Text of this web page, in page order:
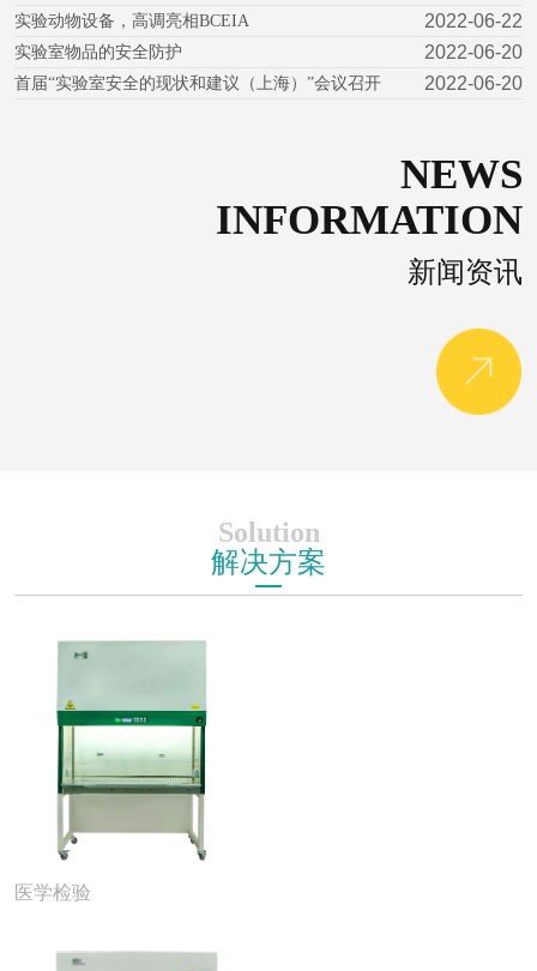
实验动物设备，高调亮相BCEIA 2022-06-22
实验室物品的安全防护 2022-06-20
首届“实验室安全的现状和建议（上海）”会议召开 2022-06-20
NEWS
INFORMATION
新闻资讯
Solution
解决方案
医学检验